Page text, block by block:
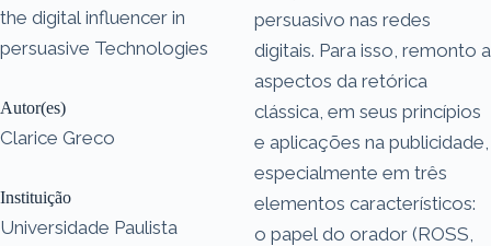
the digital influencer in
persuasive Technologies
Autor(es)
Clarice Greco
Instituição
Universidade Paulista
persuasivo nas redes
digitais. Para isso, remonto a
aspectos da retórica
clássica, em seus princípios
e aplicações na publicidade,
especialmente em três
elementos característicos:
o papel do orador (ROSS,